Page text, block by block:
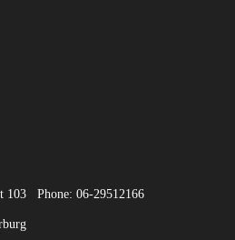
Phone: 06-29512166
103